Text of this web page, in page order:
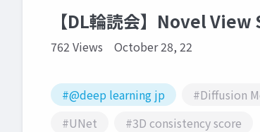
【DL輪読会】Novel
762 Views October 28, 22
#@deep learning jp #Diffusion
#UNet
#3D consistency score